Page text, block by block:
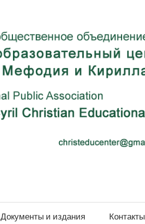
Документы и издания Контакты